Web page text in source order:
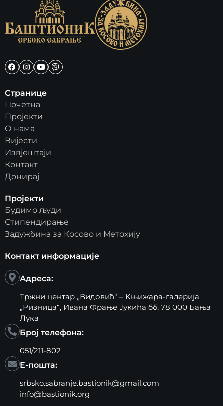
Странице
Почетна
Пројекти
О нама
Вијести
Извјештаји
Контакт
Донирај
Пројекти
Будимо људи
Стипендирање
Задужбина за Косово и Метохију
Контакт информације
Адреса:
Тржни центар „Видовић“ – Kњижара-галерија
„Ризница“, Ивана Фрање Јукића бб, 78 000 Бања
Лука
Број телефона:
051/211-802
Е-пошта:
srbsko.sabranje.bastionik@gmail.com
info@bastionik.org